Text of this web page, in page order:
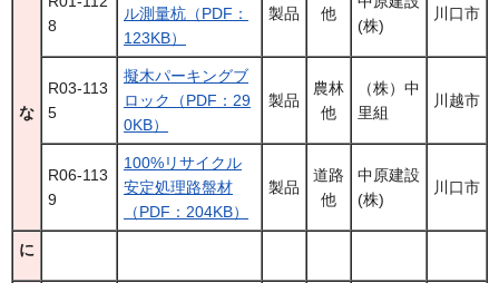
な
8
ル測量杭（PDF：
123KB）
製品 他
(株)
川口市
R03-113
5
擬木パーキングブ
ロック（PDF：29
0KB）
製品
農林
他
（株）中
里組
川越市
R06-113
9
100%リサイクル
安定処理路盤材
（PDF：204KB）
製品
道路
他
中原建設
(株)
川口市
に